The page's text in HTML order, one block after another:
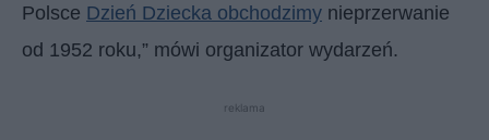
Polsce Dzień Dziecka obchodzimy nieprzerwanie
od 1952 roku,” mówi organizator wydarzeń.
reklama